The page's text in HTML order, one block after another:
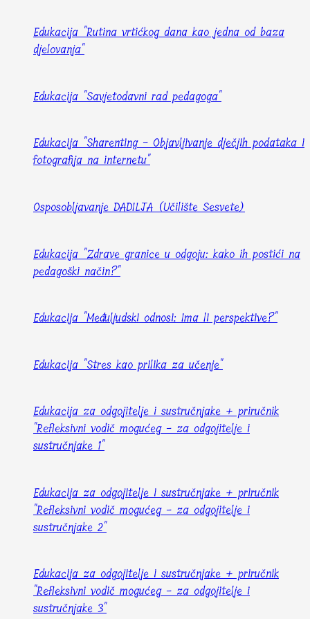
Edukacija "Rutina vrtićkog dana kao jedna od baza
djelovanja"
Edukacija "Savjetodavni rad pedagoga"
Edukacija "Sharenting - Objavljivanje dječjih podataka i
fotografija na internetu"
Osposobljavanje DADILJA (Učilište Sesvete)
Edukacija "Zdrave granice u odgoju: kako ih postići na
pedagoški način?"
Edukacija "Međuljudski odnosi: Ima li perspektive?"
Edukacija "Stres kao prilika za učenje"
Edukacija za odgojitelje i sustručnjake + priručnik
"Refleksivni vodič mogućeg - za odgojitelje i
sustručnjake 1"
Edukacija za odgojitelje i sustručnjake + priručnik
"Refleksivni vodič mogućeg - za odgojitelje i
sustručnjake 2"
Edukacija za odgojitelje i sustručnjake + priručnik
"Refleksivni vodič mogućeg - za odgojitelje i
sustručnjake 3"